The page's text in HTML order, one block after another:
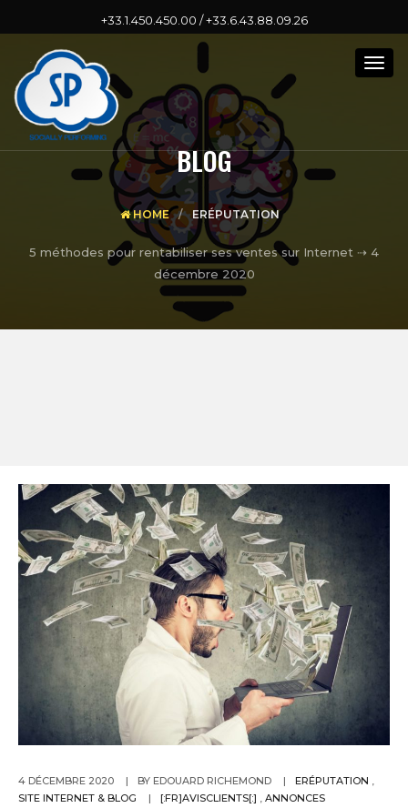
+33.1.450.450.00 / +33.6.43.88.09.26
BLOG
HOME ERÉPUTATION
5 méthodes pour rentabiliser ses ventes sur Internet ⇢ 4
décembre 2020
4 DÉCEMBRE 2020 BY EDOUARD RICHEMOND ERÉPUTATION ,
SITE INTERNET & BLOG
[:FR]AVISCLIENTS[:] , ANNONCES